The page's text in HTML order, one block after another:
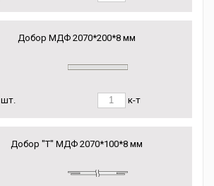
Добор МДФ 2070*200*8 мм
шт. к-т
Добор "Т" МДФ 2070*100*8 мм